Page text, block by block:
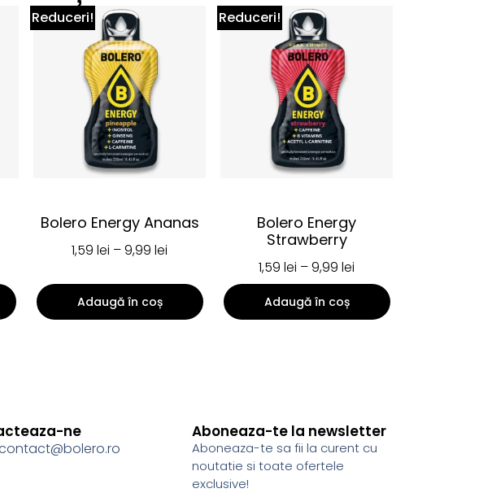
Reduceri!
Bolero Energy Ananas
1,59 lei –9,99 lei
Adaugă în coș
Reduceri!
Bolero Energy
Strawberry
1,59 lei –9,99 lei
Adaugă în coș
ne Aboneaza-te la newsletter
Aboneaza-te sa fii la curent cu
noutatie si toate ofertele
exclusive!